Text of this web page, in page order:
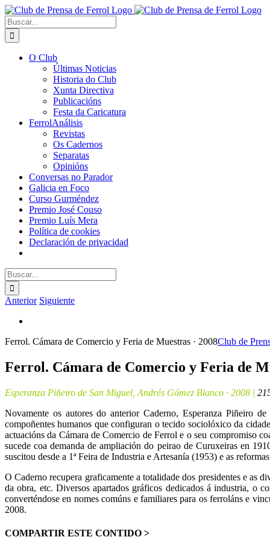
Saltar
al
contenido
Buscar:
O Club
Últimas Noticias
Historia do Club
Xunta Directiva
Publicacións
Festa da Caricatura
FerrolAnálisis
Revistas
Os Cadernos
Separatas
Opinións
Conversas no Parador
Galicia en Foco
Curso Gurméndez
Premio José Couso
Premio Luís Mera
Política de cookies
Declaración de privacidad
Buscar:
Anterior Siguiente
más
Ferrol. Cámara de Comercio y Feria de Muestras · 2008Club de
Ferrol. Cámara de Comercio y Feria de
Esperanza Piñeiro de San Miguel, Andrés Gómez Blanco · 2008 |
Novamente os autores do anterior Caderno, Esperanza Piñeiro
compoñentes humanos que configuran o tecido sociolóxico da
actuacións da Cámara de Comercio de Ferrol e o seu compromiso
sucede coa demanda de ampliación do peirao de Curuxeiras en
suscitou desde a 1ª Feira de Industria e Artesanía (1953) e as
O Caderno recupera graficamente a totalidade dos presidentes e as
da obra, etc. Diversos apartados gráficos dedicados á industria, o
converténdose en nomes comúns e familiares para os ferroláns e
2008.
COMPARTIR ESTE CONTIDO >